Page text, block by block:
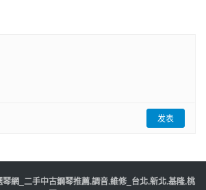
发表
琴網_二手中古鋼琴推薦.調音.維修_台北.新北.基隆.桃